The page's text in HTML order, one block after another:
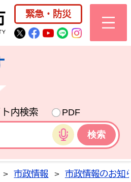
桜川市公式ホー
緊急・防災
桜川市公式Twitter
桜川市公式
桜川市公式
桜川市公式
内検索
PDF
音声検索
> 市政情報 > 市政情報のお知